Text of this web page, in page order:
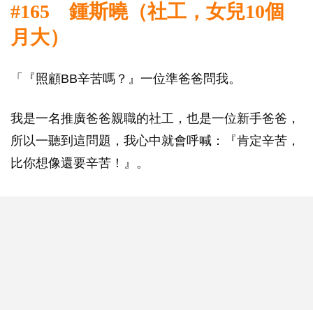
#165 鍾斯曉（社工，女兒10個
月大）
「『照顧BB辛苦嗎？』一位準爸爸問我。
我是一名推廣爸爸親職的社工，也是一位新手爸爸，
所以一聽到這問題，我心中就會呼喊：『肯定辛苦，
比你想像還要辛苦！』。